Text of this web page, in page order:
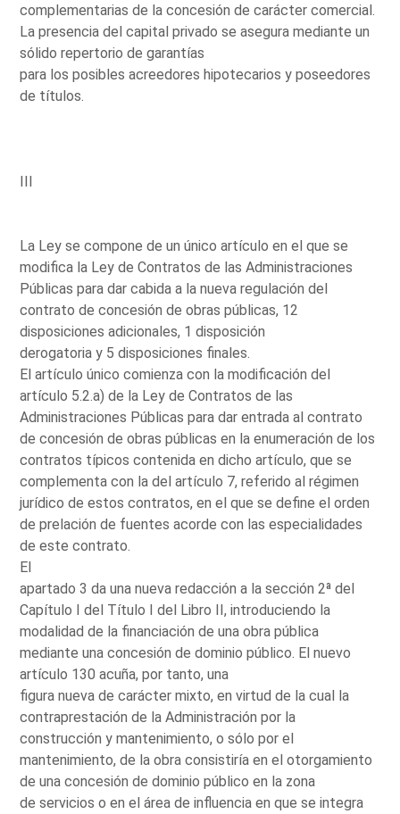
complementarias de la concesión de carácter comercial.
La presencia del capital privado se asegura mediante un
sólido repertorio de garantías
para los posibles acreedores hipotecarios y poseedores
de títulos.
III
La Ley se compone de un único artículo en el que se
modifica la Ley de Contratos de las Administraciones
Públicas para dar cabida a la nueva regulación del
contrato de concesión de obras públicas, 12
disposiciones adicionales, 1 disposición
derogatoria y 5 disposiciones finales.
El artículo único comienza con la modificación del
artículo 5.2.a) de la Ley de Contratos de las
Administraciones Públicas para dar entrada al contrato
de concesión de obras públicas en la enumeración de los
contratos típicos contenida en dicho artículo, que se
complementa con la del artículo 7, referido al régimen
jurídico de estos contratos, en el que se define el orden
de prelación de fuentes acorde con las especialidades
de este contrato.
El
apartado 3 da una nueva redacción a la sección 2ª del
Capítulo I del Título I del Libro II, introduciendo la
modalidad de la financiación de una obra pública
mediante una concesión de dominio público. El nuevo
artículo 130 acuña, por tanto, una
figura nueva de carácter mixto, en virtud de la cual la
contraprestación de la Administración por la
construcción y mantenimiento, o sólo por el
mantenimiento, de la obra consistiría en el otorgamiento
de una concesión de dominio público en la zona
de servicios o en el área de influencia en que se integra